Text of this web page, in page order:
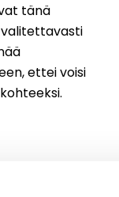
tänä
valitettavasti
ettei voisi